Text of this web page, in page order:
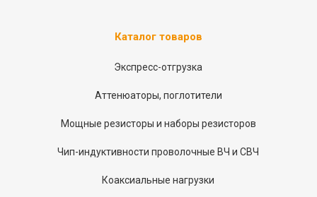
Каталог товаров
Экспресс-отгрузка
Аттенюаторы, поглотители
Мощные резисторы и наборы резисторов
Чип-индуктивности проволочные ВЧ и СВЧ
Коаксиальные нагрузки